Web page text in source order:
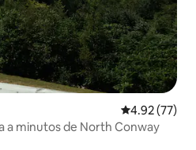
Calificación
4.92 (77)
minutos de North Conway